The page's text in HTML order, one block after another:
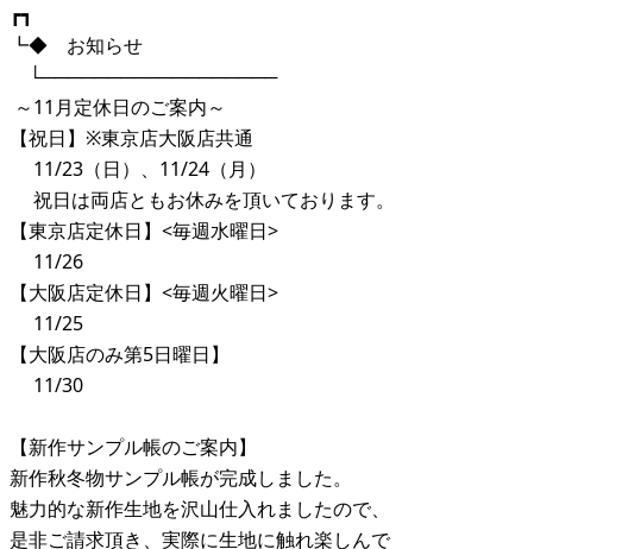
┏┓
┗◆ お知らせ
└──────────────────
～11月定休日のご案内～
【祝日】※東京店大阪店共通
11/23（日）、11/24（月）
祝日は両店ともお休みを頂いております。
【東京店定休日】<毎週水曜日>
11/26
【大阪店定休日】<毎週火曜日>
11/25
【大阪店のみ第5日曜日】
11/30
【新作サンプル帳のご案内】
新作秋冬物サンプル帳が完成しました。
魅力的な新作生地を沢山仕入れましたので、
是非ご請求頂き、実際に生地に触れ楽しんで